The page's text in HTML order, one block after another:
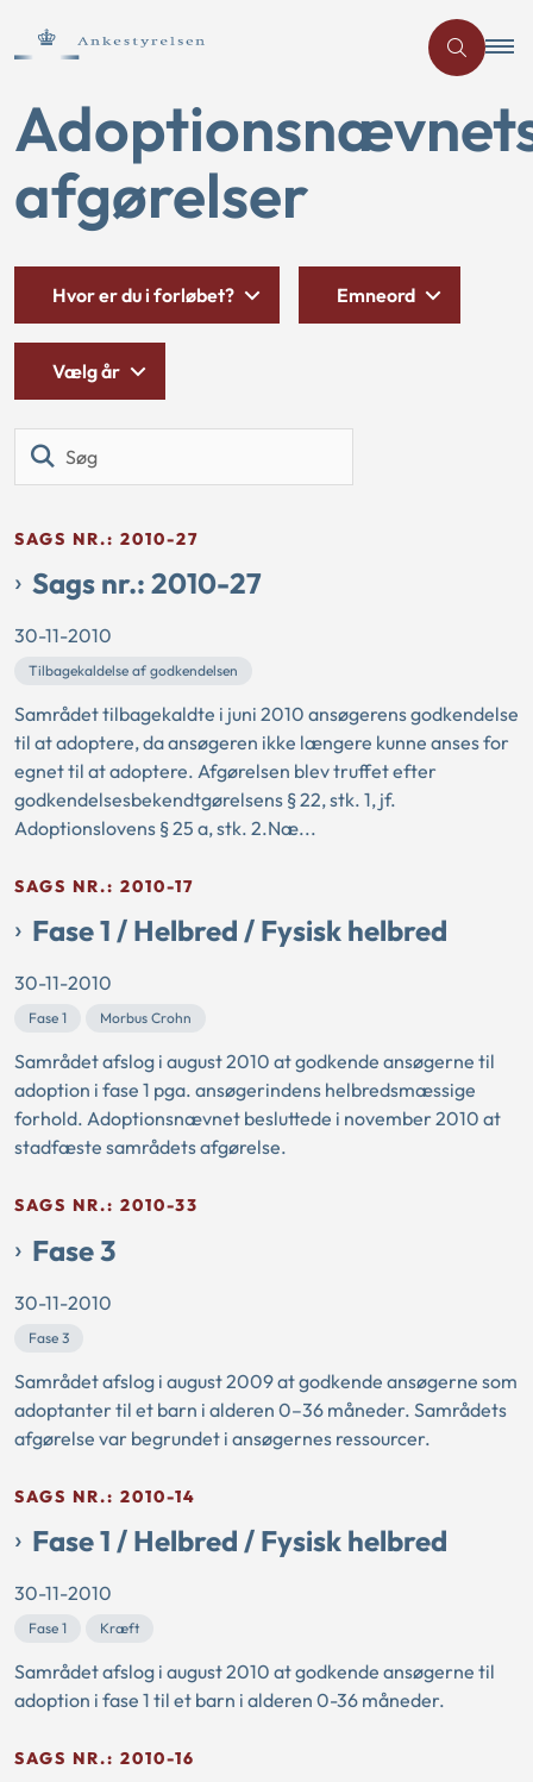
afgørelser
Hvor er du i forløbet? Emneord
Vælg år
SAGS NR.: 2010-27
Sags nr.: 2010-27
30-11-2010
Tilbagekaldelse af godkendelsen
Samrådet tilbagekaldte i juni 2010 ansøgerens godkendelse
til at adoptere, da ansøgeren ikke længere kunne anses for
egnet til at adoptere. Afgørelsen blev truffet efter
godkendelsesbekendtgørelsens § 22, stk. 1, jf.
Adoptionslovens § 25 a, stk. 2.Næ...
SAGS NR.: 2010-17
Fase 1 / Helbred / Fysisk helbred
30-11-2010
Fase 1 Morbus Crohn
Samrådet afslog i august 2010 at godkende ansøgerne til
adoption i fase 1 pga. ansøgerindens helbredsmæssige
forhold. Adoptionsnævnet besluttede i november 2010 at
stadfæste samrådets afgørelse.
SAGS NR.: 2010-33
Fase 3
30-11-2010
Fase 3
Samrådet afslog i august 2009 at godkende ansøgerne som
adoptanter til et barn i alderen 0–36 måneder. Samrådets
afgørelse var begrundet i ansøgernes ressourcer.
SAGS NR.: 2010-14
Fase 1 / Helbred / Fysisk helbred
30-11-2010
Fase 1 Kræft
Samrådet afslog i august 2010 at godkende ansøgerne til
adoption i fase 1 til et barn i alderen 0-36 måneder.
SAGS NR.: 2010-16